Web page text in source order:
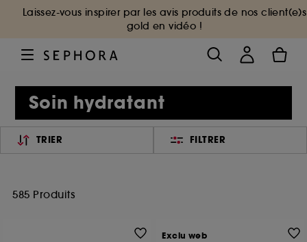
Laissez-vous inspirer par les avis produits de nos client(e)s
gold en vidéo !
Soin hydratant
TRIER FILTRER
585 Produits
Exclu web